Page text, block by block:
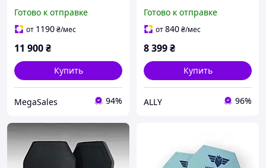
Готово к отправке
от 1190₴/мес
11 900₴
Купить
MegaSales 94%
ДСТУ NIJ III+ Мedium 2,3
кг
Готово к отправке
от840₴/мес
8 399₴
Купить
ALLY 96%